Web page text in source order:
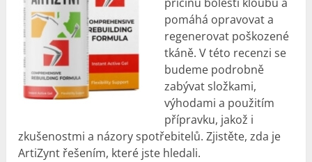
pomáhá opravovat a
regenerovat poškozené
tkáně. V této recenzi se
budeme podrobně
zabývat složkami,
výhodami a použitím
přípravku, jakož i
zkušenostmi a názory spotřebitelů. Zjistěte, zda je
ArtiZynt řešením, které jste hledali.